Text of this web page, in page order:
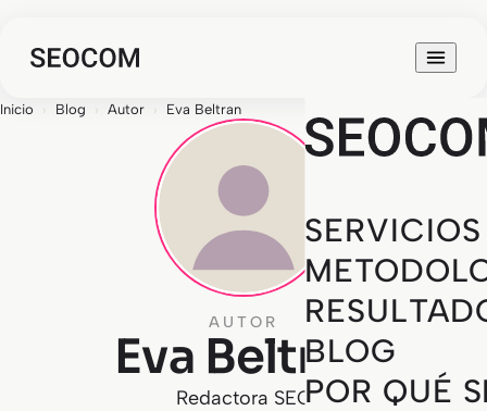
SERVICIOS
BLOG
POR QUÉ
Inicio › Blog › Autor › Eva Beltran
AUTOR
Eva Beltran
Redactora SEO